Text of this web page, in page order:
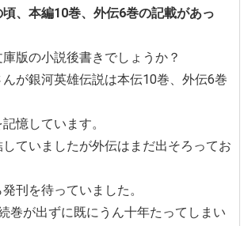
、本編10巻、外伝6巻の記載があっ
版の小説後書きでしょうか？
が銀河英雄伝説は本伝10巻、外伝6巻
憶しています。
ていましたが外伝はまだ出そろってお
刊を待っていました。
巻が出ずに既にうん十年たってしまい